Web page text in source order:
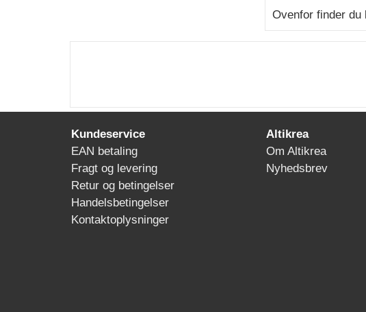
Ovenfor finder du
Kundeservice
EAN betaling
Fragt og levering
Retur og betingelser
Handelsbetingelser
Kontaktoplysninger
Altikrea
Om Altikrea
Nyhedsbrev